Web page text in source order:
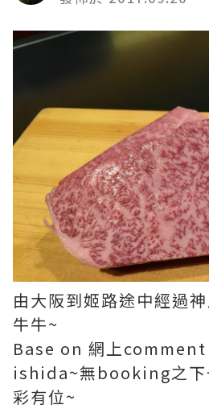
由大阪到姬路途中經過
牛牛~
Base on 網上comment
ishida~無booking之下
彩有位~